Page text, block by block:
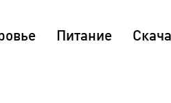
Питание